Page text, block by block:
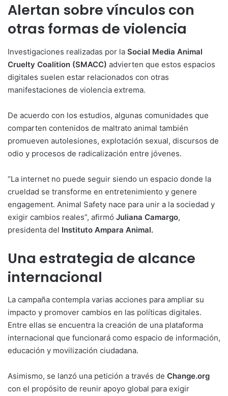
Alertan sobre vínculos con
otras formas de violencia
Investigaciones realizadas por la Social Media Animal
Cruelty Coalition (SMACC) advierten que estos espacios
digitales suelen estar relacionados con otras
manifestaciones de violencia extrema.
De acuerdo con los estudios, algunas comunidades que
comparten contenidos de maltrato animal también
promueven autolesiones, explotación sexual, discursos de
odio y procesos de radicalización entre jóvenes.
“La internet no puede seguir siendo un espacio donde la
crueldad se transforme en entretenimiento y genere
engagement. Animal Safety nace para unir a la sociedad y
exigir cambios reales”, afirmó Juliana Camargo,
presidenta del Instituto Ampara Animal.
Una estrategia de alcance
internacional
La campaña contempla varias acciones para ampliar su
impacto y promover cambios en las políticas digitales.
Entre ellas se encuentra la creación de una plataforma
internacional que funcionará como espacio de información,
educación y movilización ciudadana.
Asimismo, se lanzó una petición a través de Change.org
con el propósito de reunir apoyo global para exigir